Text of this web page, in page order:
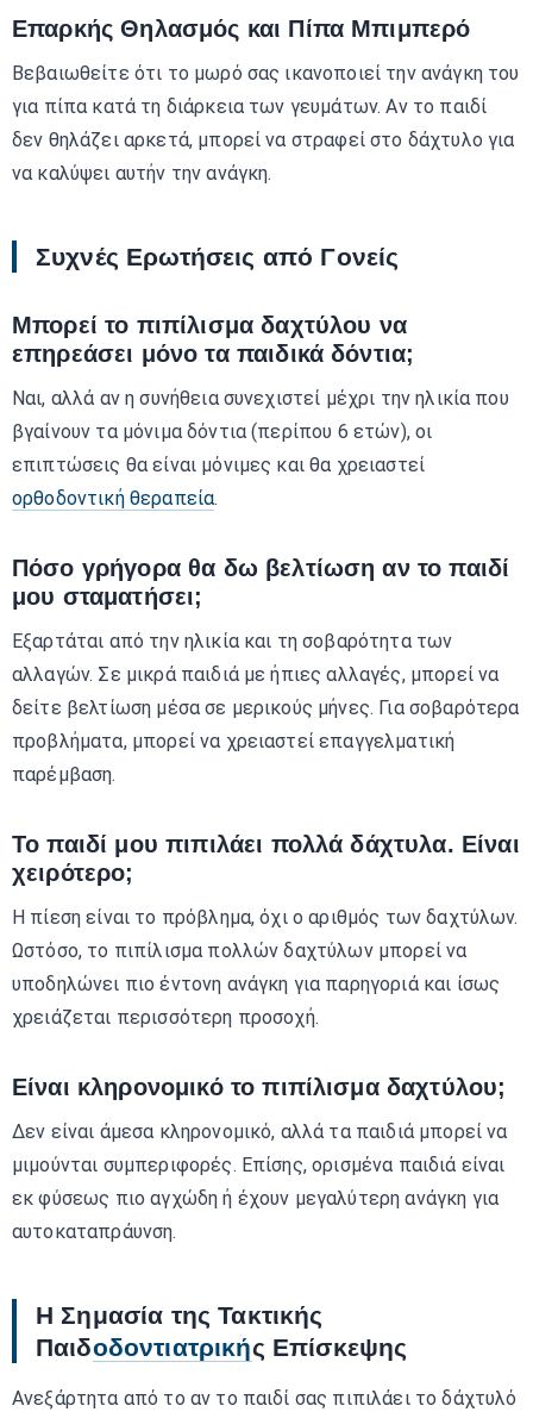
Επαρκής Θηλασμός και Πίπα Μπιμπερό
Βεβαιωθείτε ότι το μωρό σας ικανοποιεί την ανάγκη του
για πίπα κατά τη διάρκεια των γευμάτων. Αν το παιδί
δεν θηλάζει αρκετά, μπορεί να στραφεί στο δάχτυλο για
να καλύψει αυτήν την ανάγκη.
Συχνές Ερωτήσεις από Γονείς
Μπορεί το πιπίλισμα δαχτύλου να
επηρεάσει μόνο τα παιδικά δόντια;
Ναι, αλλά αν η συνήθεια συνεχιστεί μέχρι την ηλικία που
βγαίνουν τα μόνιμα δόντια (περίπου 6 ετών), οι
επιπτώσεις θα είναι μόνιμες και θα χρειαστεί
ορθοδοντική θεραπεία.
Πόσο γρήγορα θα δω βελτίωση αν το παιδί
μου σταματήσει;
Εξαρτάται από την ηλικία και τη σοβαρότητα των
αλλαγών. Σε μικρά παιδιά με ήπιες αλλαγές, μπορεί να
δείτε βελτίωση μέσα σε μερικούς μήνες. Για σοβαρότερα
προβλήματα, μπορεί να χρειαστεί επαγγελματική
παρέμβαση.
Το παιδί μου πιπιλάει πολλά δάχτυλα. Είναι
χειρότερο;
Η πίεση είναι το πρόβλημα, όχι ο αριθμός των δαχτύλων.
Ωστόσο, το πιπίλισμα πολλών δαχτύλων μπορεί να
υποδηλώνει πιο έντονη ανάγκη για παρηγοριά και ίσως
χρειάζεται περισσότερη προσοχή.
Είναι κληρονομικό το πιπίλισμα δαχτύλου;
Δεν είναι άμεσα κληρονομικό, αλλά τα παιδιά μπορεί να
μιμούνται συμπεριφορές. Επίσης, ορισμένα παιδιά είναι
εκ φύσεως πιο αγχώδη ή έχουν μεγαλύτερη ανάγκη για
αυτοκαταπράυνση.
Η Σημασία της Τακτικής
Παιδοδοντιατρικής Επίσκεψης
Ανεξάρτητα από το αν το παιδί σας πιπιλάει το δάχτυλό